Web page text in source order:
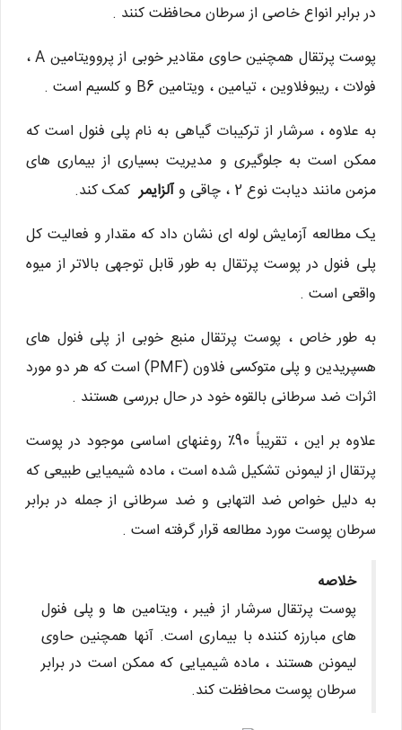
در برابر انواع خاصی از سرطان محافظت کنند .
پوست پرتقال همچنین حاوی مقادیر خوبی از پروویتامین A ،
فولات ، ریبوفلاوین ، تیامین ، ویتامین B6 و کلسیم است .
به علاوه ، سرشار از ترکیبات گیاهی به نام پلی فنول است که
ممکن است به جلوگیری و مدیریت بسیاری از بیماری های
مزمن مانند دیابت نوع 2 ، چاقی و
آلزایمر کمک کند.
یک مطالعه آزمایش لوله ای نشان داد که مقدار و فعالیت کل
پلی فنول در پوست پرتقال به طور قابل توجهی بالاتر از میوه
واقعی است .
به طور خاص ، پوست پرتقال منبع خوبی از پلی فنول های
هسپریدین و پلی متوکسی فلاون (PMF) است که هر دو مورد
اثرات ضد سرطانی بالقوه خود در حال بررسی هستند .
علاوه بر این ، تقریباً 90٪ روغنهای اساسی موجود در پوست
پرتقال از لیمونن تشکیل شده است ، ماده شیمیایی طبیعی که
به دلیل خواص ضد التهابی و ضد سرطانی از جمله در برابر
سرطان پوست مورد مطالعه قرار گرفته است .
خلاصه
پوست پرتقال سرشار از فیبر ، ویتامین ها و پلی فنول
های مبارزه کننده با بیماری است. آنها همچنین حاوی
لیمونن هستند ، ماده شیمیایی که ممکن است در برابر
سرطان پوست محافظت کند.